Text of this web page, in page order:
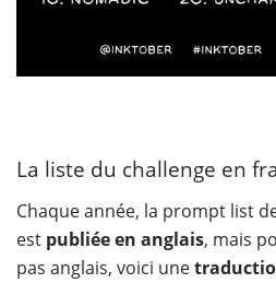
La liste du challenge en
Chaque année, la prompt list
est publiée en anglais, mais
pas anglais, voici une